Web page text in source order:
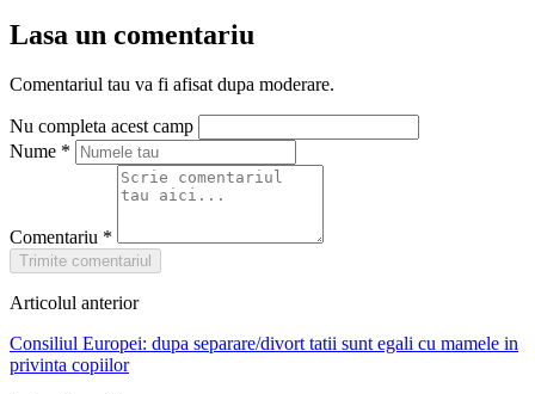
Lasa un comentariu
Comentariul tau va fi afisat dupa moderare.
Nu completa acest camp
Nume *
Comentariu *
Trimite comentariul
Articolul anterior
Consiliul Europei: dupa separare/divort tatii sunt egali cu mamele in
privinta copiilor